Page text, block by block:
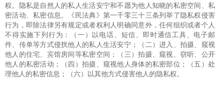
权。隐私是自然人的私人生活安宁和不愿为他人知晓的私密空间、私
密活动、私密信息。《民法典》第一千零三十三条列举了隐私权侵害
行为，即除法律另有规定或者权利人明确同意外，任何组织或者个人
不得实施下列行为：（一）以电话、短信、即时通信工具、电子邮
件、传单等方式侵扰他人的私人生活安宁；（二）进入、拍摄、窥视
他人的住宅、宾馆房间等私密空间；（三）拍摄、窥视、窃听、公开
他人的私密活动；（四）拍摄、窥视他人身体的私密部位；（五）处
理他人的私密信息；（六）以其他方式侵害他人的隐私权。